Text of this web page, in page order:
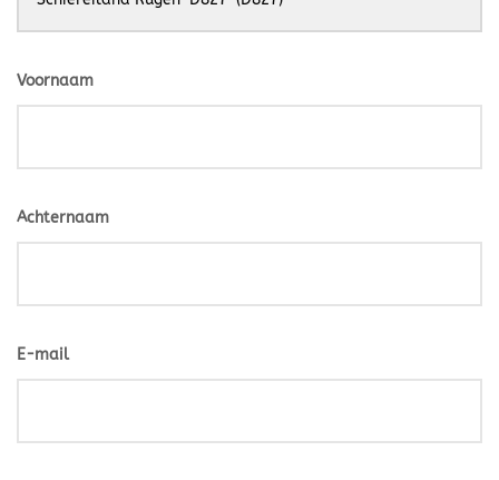
Voornaam
Achternaam
E-mail